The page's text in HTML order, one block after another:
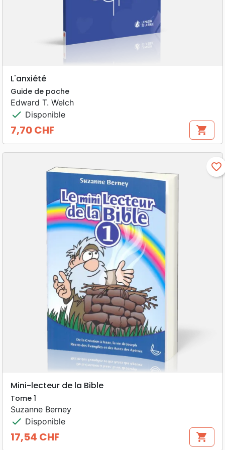
L'anxiété
Guide de poche
Edward T. Welch
check Disponible
Prix
7,70 CHF shopping_cart
favorite_border
Mini-lecteur de la Bible
Tome 1
Suzanne Berney
check Disponible
Prix
17,54 CHF shopping_cart